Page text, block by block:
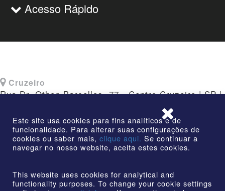
Acesso Rápido
Cruzeiro
Rua Dr. Othon Barcellos, 77 - Centro Cruzeiro | SP |
direitos reservados
Este site usa cookies para fins analíticos e de
funcionalidade. Para alterar suas configurações de
cookies ou saber mais, clique aqui. Se continuar a
navegar no nosso website, aceita estes cookies.
This website uses cookies for analytical and
functionality purposes. To change your cookie settings